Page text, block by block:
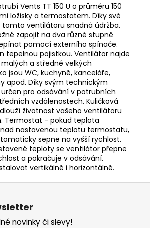
Vents TT 150 U o průměru 150
ložisky a termostatem. Díky své
tomto ventilátoru snadná údržba.
zapojit na dva různé stupně
pomocí externího spínače.
tepelnou pojistkou. Ventilátor najde
a středně velkých
jsou WC, kuchyně, kanceláře,
apod. Díky svým technickým
pro odsávání v potrubních
vzdálenostech. Kuličková
životnost vašeho ventilátoru
Termostat - pokud teplota
nad nastavenou teplotu termostatu,
sepne na vyšší rychlost.
teploty se ventilátor přepne
a pokračuje v odsávání.
vertikálně i horizontálně.
novinky či slevy!